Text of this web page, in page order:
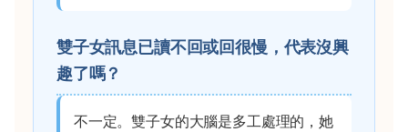
雙子女訊息已讀不回或回很慢，代表沒興
趣了嗎？
不一定。雙子女的大腦是多工處理的，她